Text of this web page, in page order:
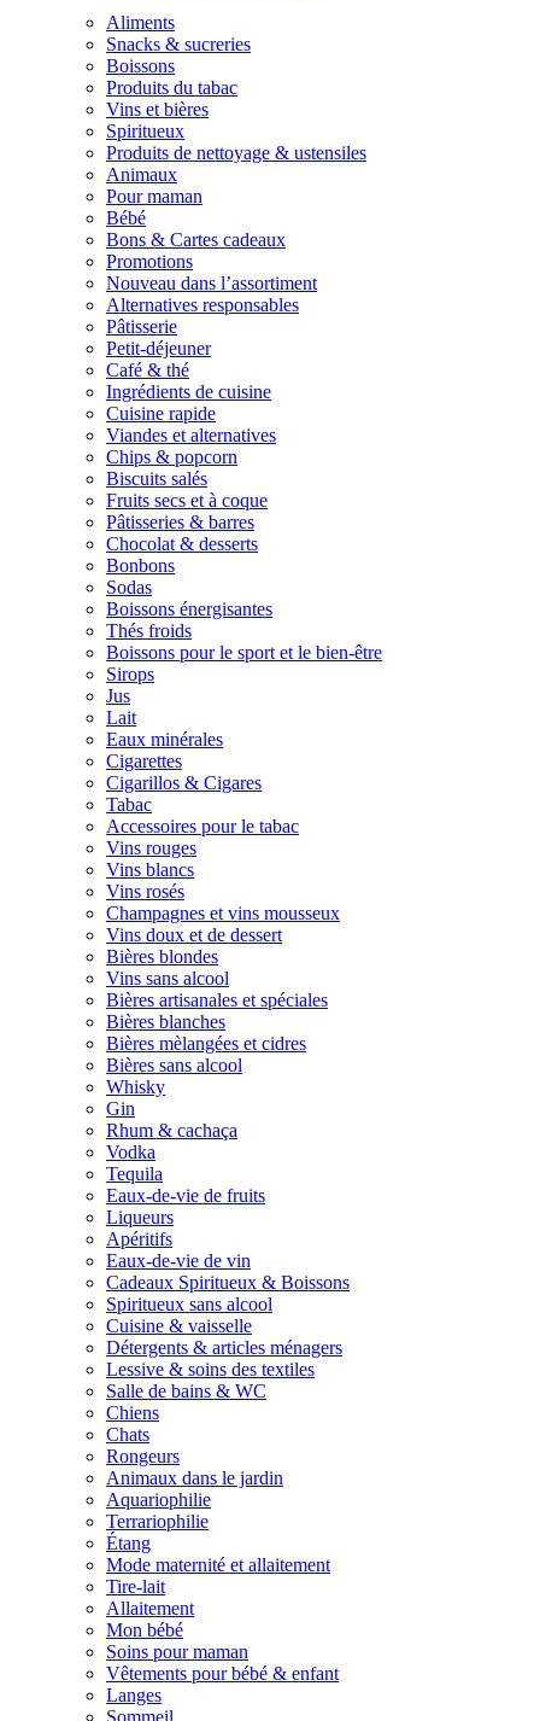
Aliments
Snacks & sucreries
Boissons
Produits du tabac
Vins et bières
Spiritueux
Produits de nettoyage & ustensiles
Animaux
Pour maman
Bébé
Bons & Cartes cadeaux
Promotions
Nouveau dans l’assortiment
Alternatives responsables
Pâtisserie
Petit-déjeuner
Café & thé
Ingrédients de cuisine
Cuisine rapide
Viandes et alternatives
Chips & popcorn
Biscuits salés
Fruits secs et à coque
Pâtisseries & barres
Chocolat & desserts
Bonbons
Sodas
Boissons énergisantes
Thés froids
Boissons pour le sport et le bien-être
Sirops
Jus
Lait
Eaux minérales
Cigarettes
Cigarillos & Cigares
Tabac
Accessoires pour le tabac
Vins rouges
Vins blancs
Vins rosés
Champagnes et vins mousseux
Vins doux et de dessert
Bières blondes
Vins sans alcool
Bières artisanales et spéciales
Bières blanches
Bières mèlangées et cidres
Bières sans alcool
Whisky
Gin
Rhum & cachaça
Vodka
Tequila
Eaux-de-vie de fruits
Liqueurs
Apéritifs
Eaux-de-vie de vin
Cadeaux Spiritueux & Boissons
Spiritueux sans alcool
Cuisine & vaisselle
Détergents & articles ménagers
Lessive & soins des textiles
Salle de bains & WC
Chiens
Chats
Rongeurs
Animaux dans le jardin
Aquariophilie
Terrariophilie
Étang
Mode maternité et allaitement
Tire-lait
Allaitement
Mon bébé
Soins pour maman
Vêtements pour bébé & enfant
Langes
Sommeil